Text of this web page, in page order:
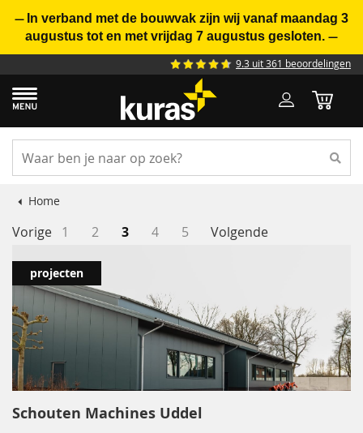
— In verband met de bouwvak zijn wij vanaf maandag 3
augustus tot en met vrijdag 7 augustus gesloten. —
9.3 uit 361 beoordelingen
Home
projecten
Schouten Machines Uddel
Pagina
Pagina
Vorige Pagina
1 Pagina
2 U lees momenteel pagina
3 Pagina
4 Pagina
5 Pagina
Volgende